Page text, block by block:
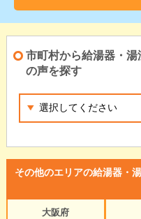
市町村から給湯器・
の声を探す
その他のエリアの給湯器・
大阪府